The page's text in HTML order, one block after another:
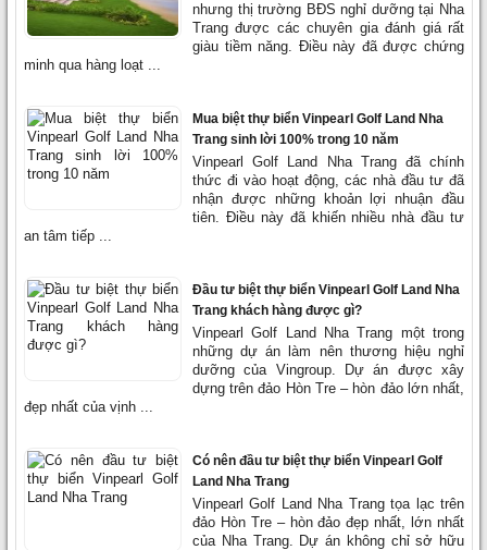
nhưng thị trường BĐS nghỉ dưỡng tại Nha
Trang được các chuyên gia đánh giá rất
giàu tiềm năng. Điều này đã được chứng
minh qua hàng loạt ...
Mua biệt thự biển Vinpearl Golf Land Nha
Trang sinh lời 100% trong 10 năm
Vinpearl Golf Land Nha Trang đã chính
thức đi vào hoạt động, các nhà đầu tư đã
nhận được những khoản lợi nhuận đầu
tiên. Điều này đã khiến nhiều nhà đầu tư
an tâm tiếp ...
Đầu tư biệt thự biển Vinpearl Golf Land Nha
Trang khách hàng được gì?
Vinpearl Golf Land Nha Trang một trong
những dự án làm nên thương hiệu nghỉ
dưỡng của Vingroup. Dự án được xây
dựng trên đảo Hòn Tre – hòn đảo lớn nhất,
đẹp nhất của vịnh ...
Có nên đầu tư biệt thự biển Vinpearl Golf
Land Nha Trang
Vinpearl Golf Land Nha Trang tọa lạc trên
đảo Hòn Tre – hòn đảo đẹp nhất, lớn nhất
của Nha Trang. Dự án không chỉ sở hữu